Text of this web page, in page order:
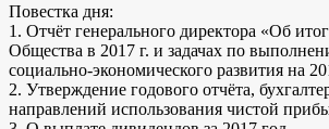
Повестка дня:
1. Отчёт генерального директора «Об
Общества в 2017 г. и задачах по
социально-экономического развития на
2. Утверждение годового отчёта,
направлений использования чистой